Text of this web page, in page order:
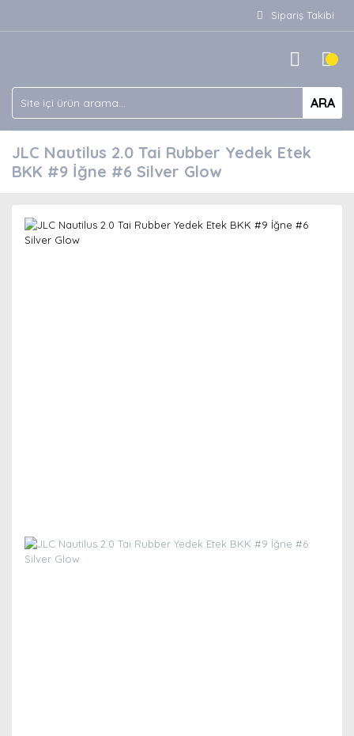
Sipariş Takibi
ARA
JLC Nautilus 2.0 Tai Rubber Yedek Etek
BKK #9 İğne #6 Silver Glow